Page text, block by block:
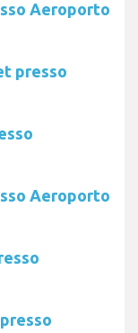
Aeroporto
presso
Aeroporto